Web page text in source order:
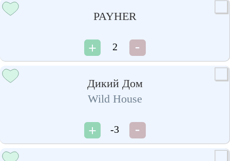
PAYHER
2
Дикий Дом
Wild House
-3